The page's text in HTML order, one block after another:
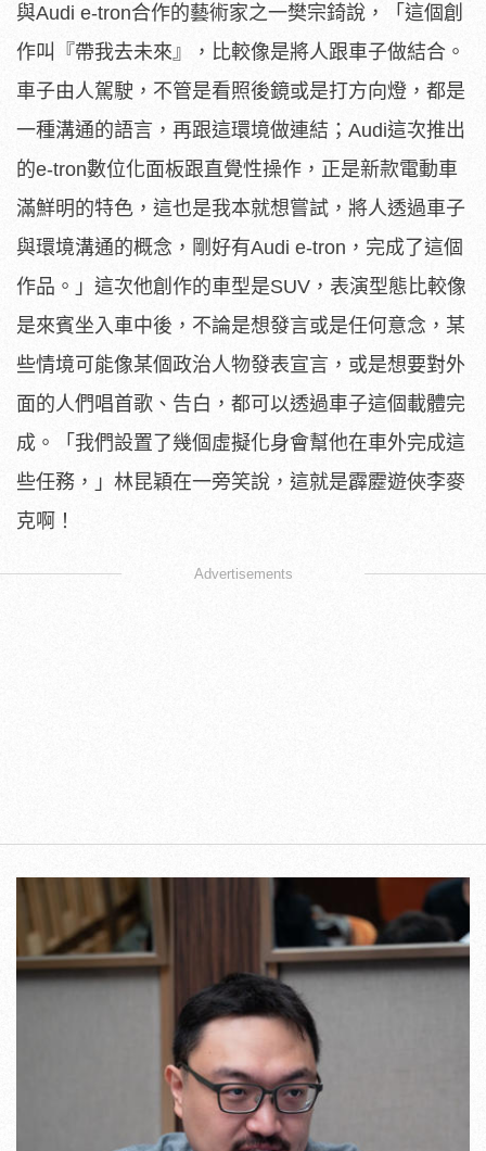
與Audi e-tron合作的藝術家之一樊宗錡說，「這個創
作叫『帶我去未來』，比較像是將人跟車子做結合。
車子由人駕駛，不管是看照後鏡或是打方向燈，都是
一種溝通的語言，再跟這環境做連結；Audi這次推出
的e-tron數位化面板跟直覺性操作，正是新款電動車
滿鮮明的特色，這也是我本就想嘗試，將人透過車子
與環境溝通的概念，剛好有Audi e-tron，完成了這個
作品。」這次他創作的車型是SUV，表演型態比較像
是來賓坐入車中後，不論是想發言或是任何意念，某
些情境可能像某個政治人物發表宣言，或是想要對外
面的人們唱首歌、告白，都可以透過車子這個載體完
成。「我們設置了幾個虛擬化身會幫他在車外完成這
些任務，」林昆穎在一旁笑說，這就是霹靂遊俠李麥
克啊！
Advertisements